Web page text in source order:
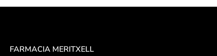
FARMACIA MERITXELL